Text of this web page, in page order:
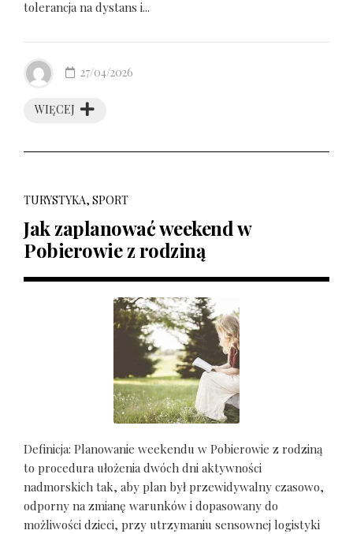
tolerancja na dystans i...
WIĘCEJ
27/04/2026
TURYSTYKA, SPORT
Jak zaplanować weekend w
Pobierowie z rodziną
Definicja: Planowanie weekendu w Pobierowie z rodziną
to procedura ułożenia dwóch dni aktywności
nadmorskich tak, aby plan był przewidywalny czasowo,
odporny na zmianę warunków i dopasowany do
możliwości dzieci, przy utrzymaniu sensownej logistyki